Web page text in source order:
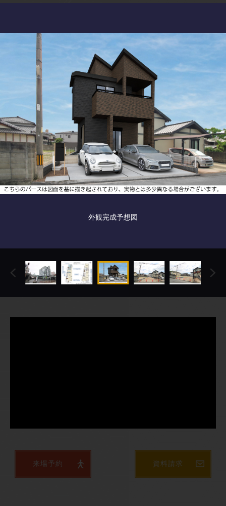
外観完成予想図
来場予約 資料請求